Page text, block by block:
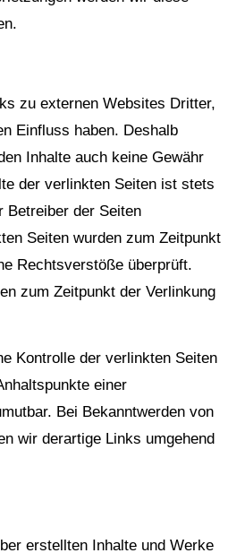
zu externen Websites Dritter,
Einfluss haben. Deshalb
Inhalte auch keine Gewähr
der verlinkten Seiten ist stets
Betreiber der Seiten
Seiten wurden zum Zeitpunkt
Rechtsverstöße überprüft.
zum Zeitpunkt der Verlinkung
Kontrolle der verlinkten Seiten
einer
Bei Bekanntwerden von
wir derartige Links umgehend
erstellten Inhalte und Werke